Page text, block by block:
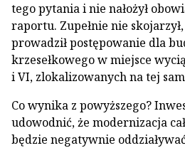
tego pytania i nie nałożył
raportu. Zupełnie nie
prowadził postępowanie dla
krzesełkowego w miejsce
i VI, zlokalizowanych na tej
Co wynika z powyższego?
udowodnić, że modernizacja
będzie negatywnie